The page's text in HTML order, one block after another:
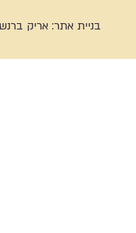
בניית אתר:אריק